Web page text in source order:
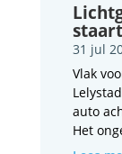
31 jul
Vlak
auto
Het